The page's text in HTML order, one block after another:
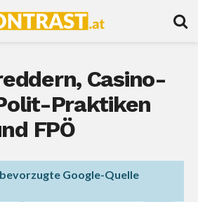
Casino-
Praktiken
FPÖ
Google-Quelle